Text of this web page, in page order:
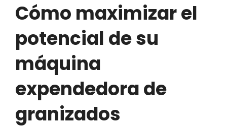
Cómo maximizar el
potencial de su
máquina
expendedora de
granizados